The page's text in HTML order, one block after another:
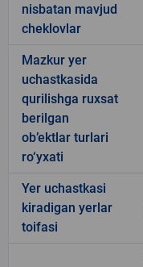
nisbatan mavjud
cheklovlar
Mazkur yer
uchastkasida
qurilishga ruxsat
berilgan
ob’ektlar turlari
ro‘yxati
Yer uchastkasi
kiradigan yerlar
toifasi